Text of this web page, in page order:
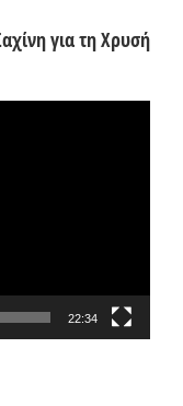
για τη Χρυσή
22:34